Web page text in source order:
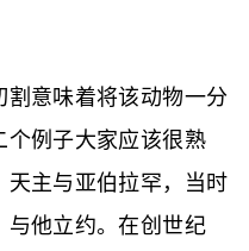
意味着将该动物一分
个例子大家应该很熟
主与亚伯拉罕，当时
与他立约。在创世纪